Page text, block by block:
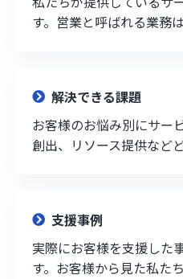
す。営業と呼ばれる業務
解決できる課題
お客様のお悩み別にサー
創出、リソース提供など
支援事例
実際にお客様を支援した
す。お客様から見た私た